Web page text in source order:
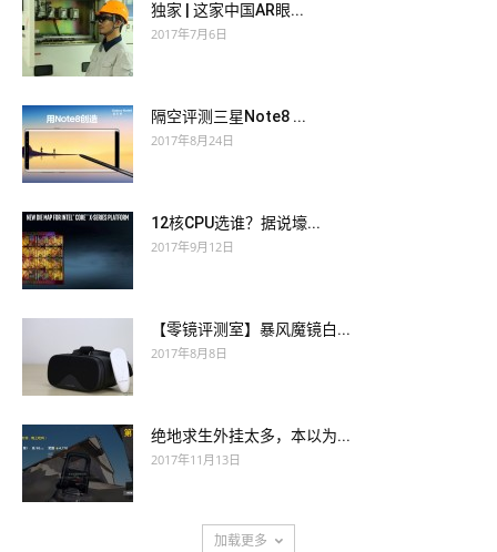
独家 | 这家中国AR眼...
2017年7月6日
隔空评测三星Note8 ...
2017年8月24日
12核CPU选谁？据说壕...
2017年9月12日
【零镜评测室】暴风魔镜白...
2017年8月8日
绝地求生外挂太多，本以为...
2017年11月13日
加载更多